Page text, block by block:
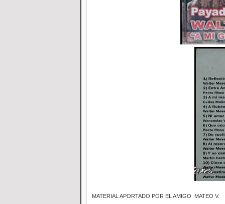
MATERIAL APORTADO POR EL AMIGO MATEO V.